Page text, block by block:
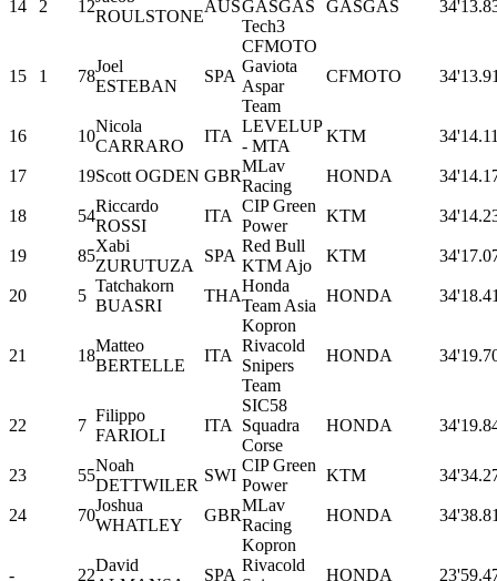
14 2 12
ROULSTONE
AUSGASGAS
Tech3
GASGAS
15 1 78
Joel
ESTEBAN
SPA
CFMOTO
Gaviota
Aspar
Team
CFMOTO
16 10
Nicola
CARRARO
ITA
LEVELUP
- MTA
KTM
17 19Scott OGDEN GBR
MLav
Racing
HONDA
18 54
Riccardo
ROSSI
ITA
CIP Green
Power
KTM
19 85
Xabi
ZURUTUZA
SPA
Red Bull
KTM Ajo
KTM
20 5
Tatchakorn
BUASRI
THA
Honda
Team Asia
HONDA
21 18
Matteo
BERTELLE
ITA
Kopron
Rivacold
Snipers
Team
HONDA
22 7
Filippo
FARIOLI
ITA
SIC58
Squadra
Corse
HONDA
23 55
Noah
DETTWILER
SWI
CIP Green
Power
KTM
24 70
Joshua
WHATLEY
GBR
MLav
Racing
HONDA
- 22
David
SPA
Kopron
Rivacold
HONDA